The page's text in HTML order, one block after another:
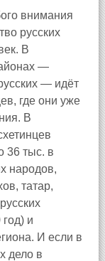
внимания
русских
В
—
— идёт
где они уже
В
36 тыс. в
народов,
татар,
и
И если в
дело в